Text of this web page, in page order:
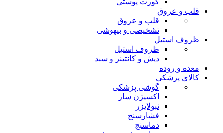
کورت پوستی
قلب و عروق
قلب و عروق
تشخیصی و بیهوشی
ظروف استیل
ظروف استیل
دیش و کانتینر و سبد
معده و روده
کالای پزشکی
گوشی پزشکی
اکسیژن ساز
نبولایزر
فشارسنج
دماسنج